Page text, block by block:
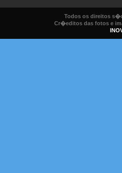
Todos os direitos
Cr�editos das fotos e